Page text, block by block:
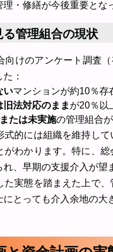
・修繕が今後重要とな
管理組合の現状
向けのアンケート調査
：
いマンションが約10％存
法対応のまま が20％以
たは未実施の管理組合
式的には組織を維持し
がわかります。特に、
、早期の支援介入が望
た実態を踏まえた上で
とっても介入余地の大